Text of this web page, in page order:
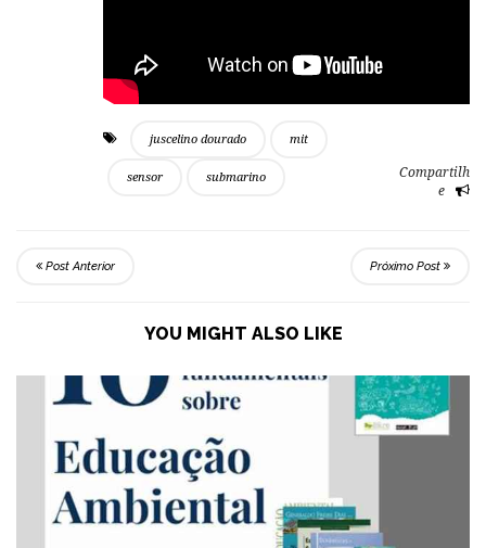
juscelino dourado mit
sensor submarino
Compartilh
e
Post Anterior Próximo Post
YOU MIGHT ALSO LIKE